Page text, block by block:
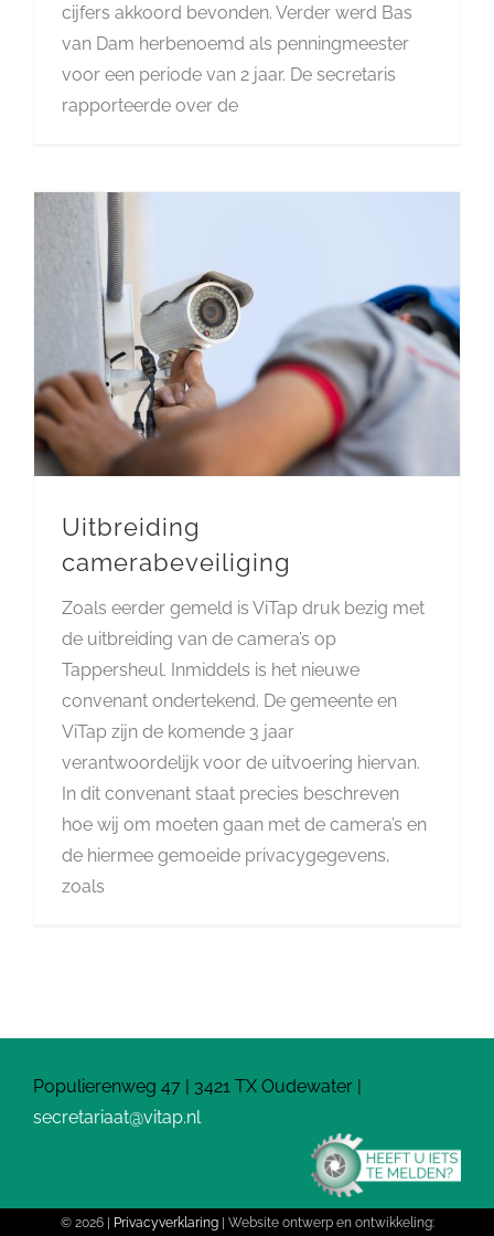
cijfers akkoord bevonden. Verder werd Bas
van Dam herbenoemd als penningmeester
voor een periode van 2 jaar. De secretaris
rapporteerde over de
Uitbreiding
camerabeveiliging
Zoals eerder gemeld is ViTap druk bezig met
de uitbreiding van de camera’s op
Tappersheul. Inmiddels is het nieuwe
convenant ondertekend. De gemeente en
ViTap zijn de komende 3 jaar
verantwoordelijk voor de uitvoering hiervan.
In dit convenant staat precies beschreven
hoe wij om moeten gaan met de camera’s en
de hiermee gemoeide privacygegevens,
zoals
Populierenweg 47 | 3421 TX Oudewater |
secretariaat@vitap.nl
© 2026 | Privacyverklaring| Website ontwerp en ontwikkeling: